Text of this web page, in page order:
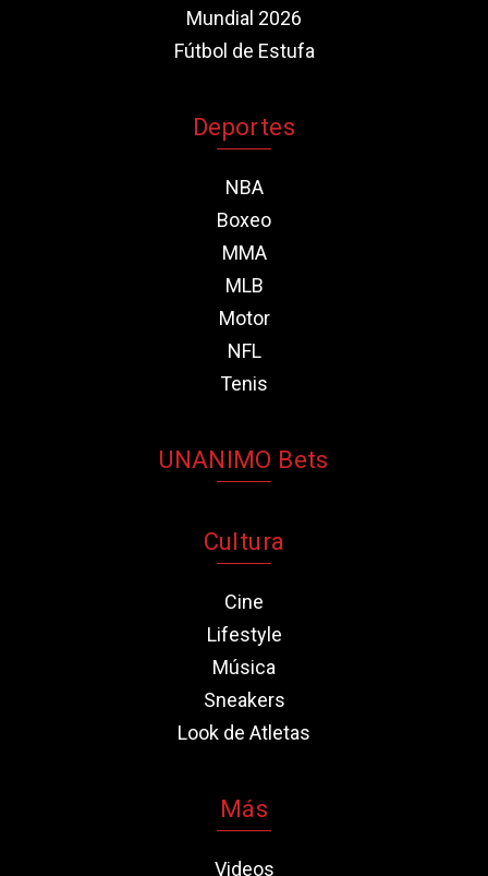
Mundial 2026
Fútbol de Estufa
Deportes
NBA
Boxeo
MMA
MLB
Motor
NFL
Tenis
UNANIMO Bets
Cultura
Cine
Lifestyle
Música
Sneakers
Look de Atletas
Más
Videos